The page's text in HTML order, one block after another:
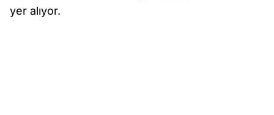
yer alıyor.